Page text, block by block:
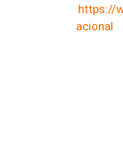
https://
acional